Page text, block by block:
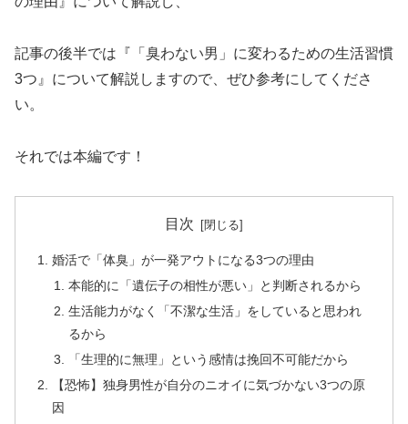
記事の後半では『「臭わない男」に変わるための生活習慣
3つ』について解説しますので、ぜひ参考にしてくださ
い。
それでは本編です！
目次
婚活で「体臭」が一発アウトになる3つの理由
本能的に「遺伝子の相性が悪い」と判断されるから
生活能力がなく「不潔な生活」をしていると思われ
るから
「生理的に無理」という感情は挽回不可能だから
【恐怖】独身男性が自分のニオイに気づかない3つの原
因